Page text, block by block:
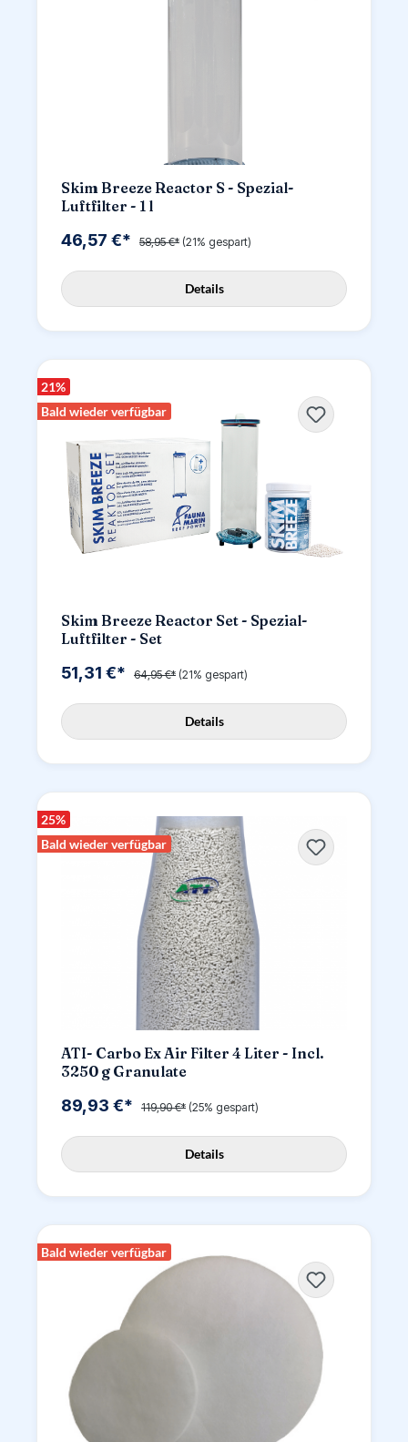
Skim Breeze Reactor S - Spezial-
Luftfilter - 1 l
46,57 €* 58,95 €* (21% gespart)
Details
21%
Bald wieder verfügbar
Skim Breeze Reactor Set - Spezial-
Luftfilter - Set
51,31 €* 64,95 €* (21% gespart)
Details
25%
Bald wieder verfügbar
ATI- Carbo Ex Air Filter 4 Liter - Incl.
3250 g Granulate
89,93 €* 119,90 €* (25% gespart)
Details
Bald wieder verfügbar